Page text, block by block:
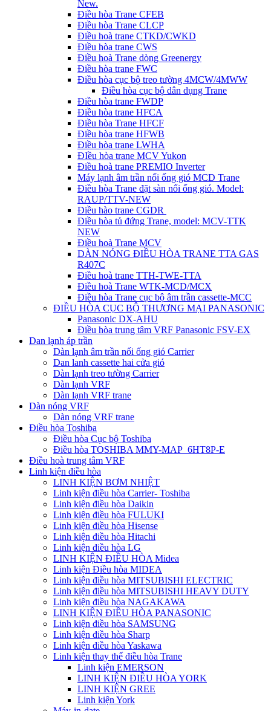
New.
Điều hòa Trane CFEB
Điều hòa Trane CLCP
Điều hoà trane CTKD/CWKD
Điều hòa trane CWS
Điều hoà Trane dòng Greenergy
Điều hòa trane FWC
Điều hòa cục bộ treo tường 4MCW/4MWW
Điều hòa cục bộ dân dụng Trane
Điều hòa trane FWDP
Điều hòa trane HFCA
Điều hòa Trane HFCF
Điều hòa trane HFWB
Điều hòa trane LWHA
ĐIều hòa trane MCV Yukon
Điều hoà trane PREMIO Inverter
Máy lạnh âm trần nối ống gió MCD Trane
Điều hòa Trane đặt sàn nối ống gió. Model:
RAUP/TTV-NEW
Điều hào trane CGDR
Điều hòa tủ đứng Trane, model: MCV-TTK
NEW
Điều hoà Trane MCV
DÀN NÓNG ĐIỀU HÒA TRANE TTA GAS
R407C
Điều hoà trane TTH-TWE-TTA
Điều hoà Trane WTK-MCD/MCX
Điều hòa Trane cục bộ âm trần cassette-MCC
ĐIỀU HÒA CỤC BỘ THƯƠNG MẠI PANASONIC
Panasonic DX-AHU
Điều hòa trung tâm VRF Panasonic FSV-EX
Dan lạnh áp trần
Dàn lạnh âm trần nối ống gió Carrier
Dan lanh cassette hai cửa gió
Dàn lạnh treo tường Carrier
Dàn lạnh VRF
Dàn lạnh VRF trane
Dàn nóng VRF
Dàn nóng VRF trane
Điều hòa Toshiba
Điều hòa Cục bộ Toshiba
Điều hòa TOSHIBA MMY-MAP_6HT8P-E
Điều hoà trung tâm VRF
Linh kiện điều hòa
LINH KIỆN BƠM NHIỆT
Linh kiện điều hòa Carrier- Toshiba
Linh kiện điều hòa Daikin
Linh kiện điều hòa FULUKI
Linh kiện điều hòa Hisense
Linh kiện điều hòa Hitachi
Linh kiện điều hòa LG
LINH KIỆN ĐIỀU HÒA Midea
Linh kiện Điều hòa MIDEA
Linh kiện điều hòa MITSUBISHI ELECTRIC
Linh kiện điều hòa MITSUBISHI HEAVY DUTY
Linh kiện điều hòa NAGAKAWA
LINH KIỆN ĐIỀU HÒA PANASONIC
Linh kiện điều hòa SAMSUNG
Linh kiện điều hòa Sharp
Linh kiện điều hòa Yaskawa
Linh kiện thay thế điều hòa Trane
Linh kiện EMERSON
LINH KIỆN ĐIỀU HÒA YORK
LINH KIỆN GREE
Linh kiện York